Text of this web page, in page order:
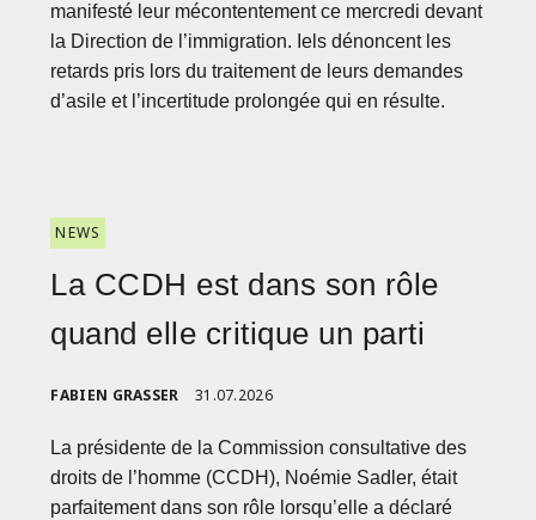
manifesté leur mécontentement ce mercredi devant
la Direction de l’immigration. Iels dénoncent les
retards pris lors du traitement de leurs demandes
d’asile et l’incertitude prolongée qui en résulte.
NEWS
La CCDH est dans son rôle
quand elle critique un parti
FABIEN GRASSER 31.07.2026
La présidente de la Commission consultative des
droits de l’homme (CCDH), Noémie Sadler, était
parfaitement dans son rôle lorsqu’elle a déclaré